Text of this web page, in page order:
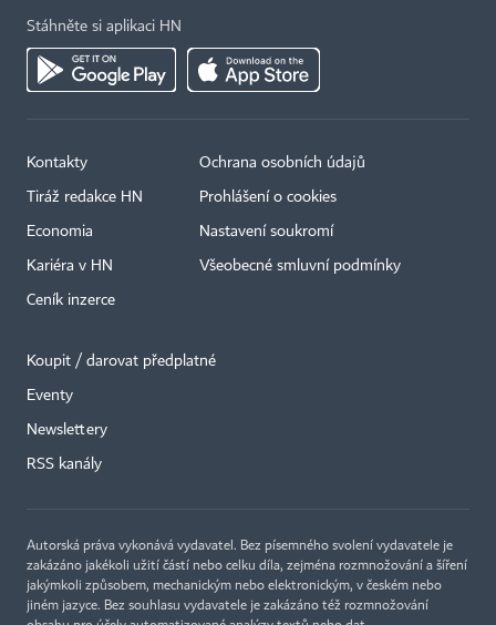
Stáhněte si aplikaci HN
Kontakty
Tiráž redakce HN
Economia
Kariéra v HN
Ceník inzerce
Ochrana osobních údajů
Prohlášení o cookies
Nastavení soukromí
Všeobecné smluvní podmínky
Koupit / darovat předplatné
Eventy
Newslettery
RSS kanály
Autorská práva vykonává vydavatel. Bez písemného svolení vydavatele je
zakázáno jakékoli užití částí nebo celku díla, zejména rozmnožování a šíření
jakýmkoli způsobem, mechanickým nebo elektronickým, v českém nebo
jiném jazyce. Bez souhlasu vydavatele je zakázáno též rozmnožování